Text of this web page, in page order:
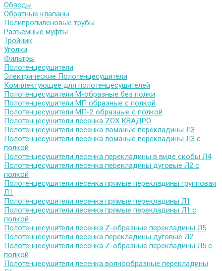
Обводы
Обратные клапаны
Полипропиленовые трубы
Разъемные муфты
Тройник
Уголки
Фильтры
Полотенцесушители
Электрические Полотенцесушители
Комплектующее для полотенцесушителей
Полотенцесушители М-образные без полки
Полотенцесушители МП образные с полкой
Полотенцесушители МП-2 образные с полкой
Полотенцесушители лесенка ZOX КВАДРО
Полотенцесушители лесенка ломаные перекладины Л3
Полотенцесушители лесенка ломаные перекладины Л3 с
полкой
Полотенцесушители лесенка перекладины в виде скобы Л4
Полотенцесушители лесенка перекладины дуговые Л2 с
полкой
Полотенцесушители лесенка прямые перекладины групповая
Л1
Полотенцесушители лесенка прямые перекладины Л1
Полотенцесушители лесенка прямые перекладины Л1 с
полкой
Полотенцесушители лесенка Z-образные перекладины Л5
Полотенцесушители лесенка перекладины дуговые Л2
Полотенцесушители лесенка Z-образные перекладины Л5 с
полкой
Полотенцесушители лесенка волнообразные перекладины